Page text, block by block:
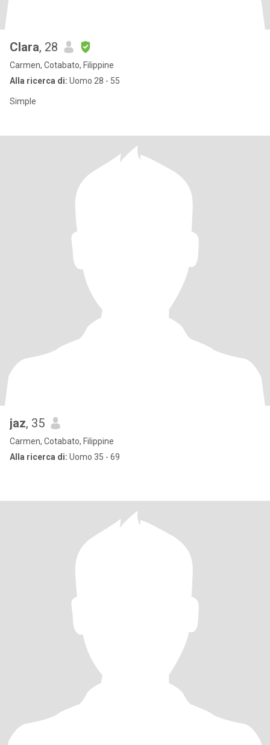
Clara, 28
Carmen, Cotabato, Filippine
Alla ricerca di: Uomo 28 - 55
Simple
jaz, 35
Carmen, Cotabato, Filippine
Alla ricerca di: Uomo 35 - 69